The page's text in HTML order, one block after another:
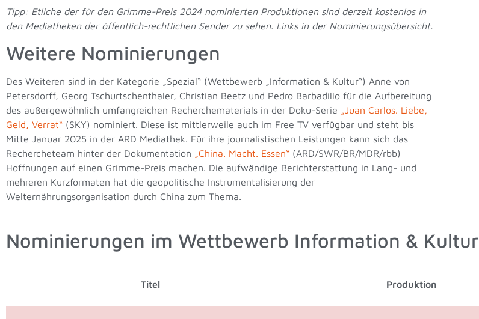
Tipp: Etliche der für den Grimme-Preis 2024 nominierten Produktionen sind derzeit kostenlos in
den Mediatheken der öffentlich-rechtlichen Sender zu sehen. Links in der Nominierungsübersicht.
Weitere Nominierungen
Des Weiteren sind in der Kategorie „Spezial“ (Wettbewerb „Information & Kultur“) Anne von
Petersdorff, Georg Tschurtschenthaler, Christian Beetz und Pedro Barbadillo für die Aufbereitung
des außergewöhnlich umfangreichen Recherchematerials in der Doku-Serie „Juan Carlos. Liebe,
Geld, Verrat“ (SKY) nominiert. Diese ist mittlerweile auch im Free TV verfügbar und steht bis
Mitte Januar 2025 in der ARD Mediathek. Für ihre journalistischen Leistungen kann sich das
Rechercheteam hinter der Dokumentation „China. Macht. Essen“ (ARD/SWR/BR/MDR/rbb)
Hoffnungen auf einen Grimme-Preis machen. Die aufwändige Berichterstattung in Lang- und
mehreren Kurzformaten hat die geopolitische Instrumentalisierung der
Welternährungsorganisation durch China zum Thema.
Nominierungen im Wettbewerb Information & Kultur
Titel Produktion